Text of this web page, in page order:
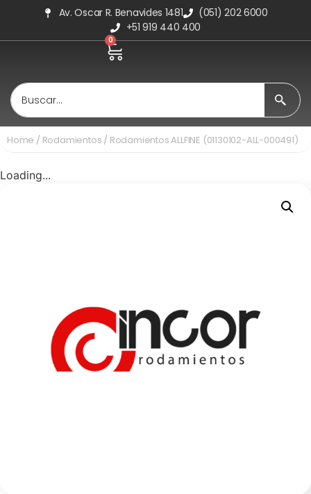
Av. Oscar R. Benavides 1481
(051) 202 6000
+51 919 440 400
0
Home / Rodamientos / Rodamientos ALLFINE (01130102-ALL-000491)
Loading...